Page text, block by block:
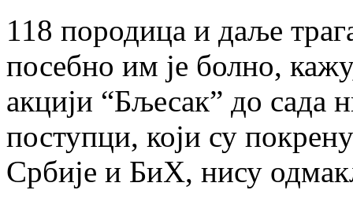
118 породица и даље
посебно им је болно,
акцији “Бљесак” до сада
поступци, који су
Србије и БиХ, нису